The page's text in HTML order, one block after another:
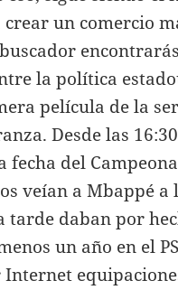
un comercio
la política
película de la
Desde las
fecha del
veían a Mbappé a
daban por
un año en el